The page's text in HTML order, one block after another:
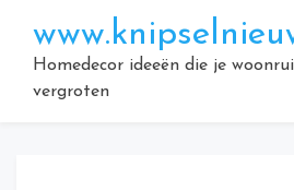
naar
inhoudHomedecor ideeën die je
vergroten